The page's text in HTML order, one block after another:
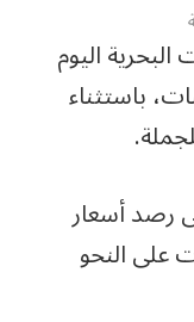
اليوم
من الثبات، باستثناء
رصد أسعار
على النحو